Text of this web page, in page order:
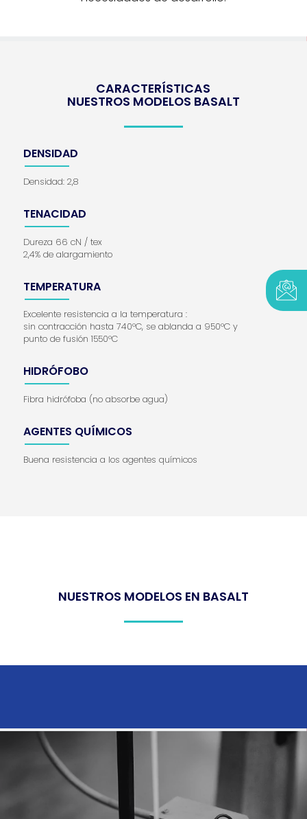
CARACTERÍSTICAS
NUESTROS MODELOS BASALT
DENSIDAD
Densidad: 2,8
TENACIDAD
Dureza 66 cN / tex
2,4% de alargamiento
TEMPERATURA
Excelente resistencia a la temperatura :
sin contracción hasta 740°C, se ablanda a 950°C y
punto de fusión 1550°C
HIDRÓFOBO
Fibra hidrófoba (no absorbe agua)
AGENTES QUÍMICOS
Buena resistencia a los agentes químicos
NUESTROS MODELOS EN BASALT